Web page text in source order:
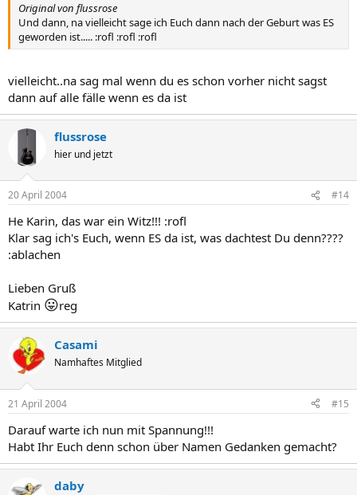
Original von flussrose
Und dann, na vielleicht sage ich Euch dann nach der Geburt was ES
geworden ist..... :rofl :rofl :rofl
vielleicht..na sag mal wenn du es schon vorher nicht sagst
dann auf alle fälle wenn es da ist
flussrose
hier und jetzt
20 April 2004 #14
He Karin, das war ein Witz!!! :rofl
Klar sag ich's Euch, wenn ES da ist, was dachtest Du denn????
:ablachen
Lieben Gruß
Katrin 😛reg
Casami
Namhaftes Mitglied
21 April 2004 #15
Darauf warte ich nun mit Spannung!!!
Habt Ihr Euch denn schon über Namen Gedanken gemacht?
daby